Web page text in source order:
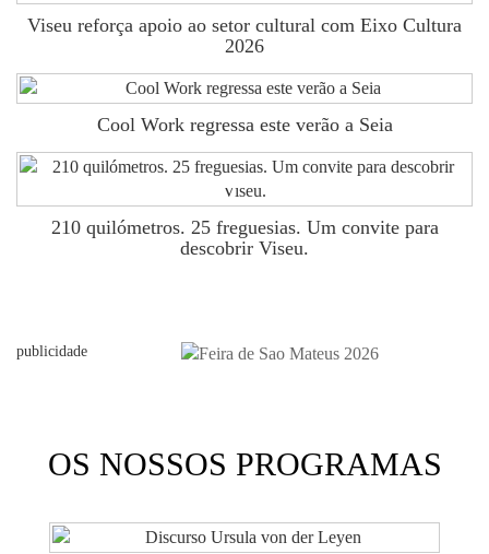
Viseu reforça apoio ao setor cultural com Eixo Cultura
2026
Cool Work regressa este verão a Seia
210 quilómetros. 25 freguesias. Um convite para
descobrir Viseu.
publicidade
OS NOSSOS PROGRAMAS